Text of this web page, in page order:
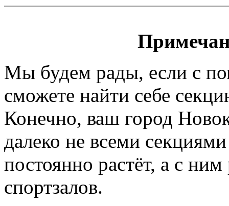
Мы будем рады, если с
сможете найти себе
Конечно, ваш город
далеко не всеми
постоянно растёт, а с ним
спортзалов.